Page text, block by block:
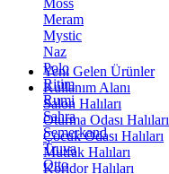
Moss
Meram
Mystic
Naz
Polo
Ritim
Rumi
Sahra
Semerkand
Truva
Otto
Yeni Gelen Ürünler
Kullanım Alanı
Salon Halıları
Oturma Odası Halıları
Çocuk Odası Halıları
Mutfak Halıları
Koridor Halıları